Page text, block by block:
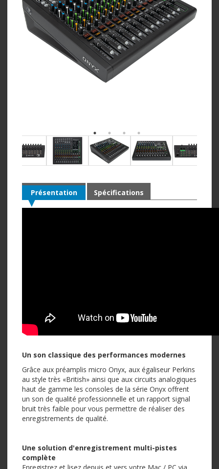
Présentation
Un son classique des performances modernes
Grâce aux préamplis micro Onyx, aux égaliseur Perkins
au style très «British» ainsi que aux circuits analogiques
haut de gamme les consoles de la série Onyx offrent
un son de qualité professionnelle et un rapport signal
bruit très faible pour vous permettre de réaliser des
enregistrements de qualité.
Une solution d'enregistrement multi-pistes
complète
Spécifications